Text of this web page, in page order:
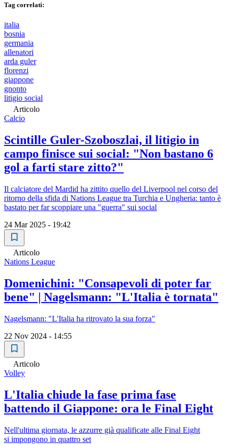
Tag correlati:
italia
bosnia
germania
allenatori
arda guler
florenzi
giappone
gnonto
litigio social
Articolo
Calcio
Scintille Guler-Szoboszlai, il litigio in
campo finisce sui social: "Non bastano 6
gol a farti stare zitto?"
Il calciatore del Mardid ha zittito quello del Liverpool nel corso del
ritorno della sfida di Nations League tra Turchia e Ungheria: tanto è
bastato per far scoppiare una "guerra" sui social
24 Mar 2025 - 19:42
Articolo
Nations League
Domenichini: "Consapevoli di poter far
bene" | Nagelsmann: "L'Italia è tornata"
Nagelsmann: "L'Italia ha ritrovato la sua forza"
22 Nov 2024 - 14:55
Articolo
Volley
L'Italia chiude la fase prima fase
battendo il Giappone: ora le Final Eight
Nell'ultima giornata, le azzurre già qualificate alle Final Eight
si impongono in quattro set